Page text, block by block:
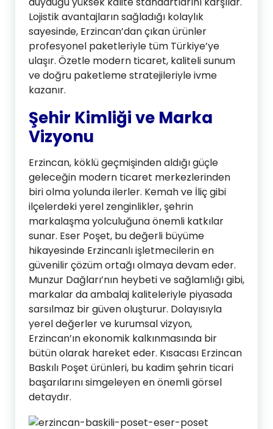
Lojistik avantajların sağladığı kolaylık
sayesinde, Erzincan’dan çıkan ürünler
profesyonel paketleriyle tüm Türkiye’ye
ulaşır. Özetle modern ticaret, kaliteli sunum
ve doğru paketleme stratejileriyle ivme
kazanır.
Şehir Kimliği ve Marka
Vizyonu
Erzincan, köklü geçmişinden aldığı güçle
geleceğin modern ticaret merkezlerinden
biri olma yolunda ilerler. Kemah ve İliç gibi
ilçelerdeki yerel zenginlikler, şehrin
markalaşma yolculuğuna önemli katkılar
sunar. Eser Poşet, bu değerli büyüme
hikayesinde Erzincanlı işletmecilerin en
güvenilir çözüm ortağı olmaya devam eder.
Munzur Dağları’nın heybeti ve sağlamlığı gibi,
markalar da ambalaj kaliteleriyle piyasada
sarsılmaz bir güven oluşturur. Dolayısıyla
yerel değerler ve kurumsal vizyon,
Erzincan’ın ekonomik kalkınmasında bir
bütün olarak hareket eder. Kısacası Erzincan
Baskılı Poşet ürünleri, bu kadim şehrin ticari
başarılarını simgeleyen en önemli görsel
detaydır.